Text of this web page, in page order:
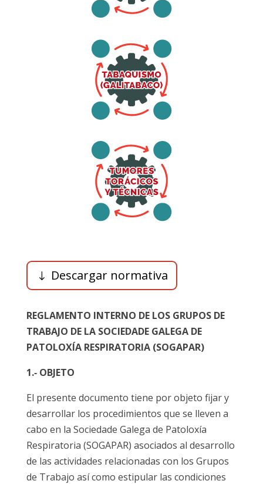
Descargar normativa
REGLAMENTO INTERNO DE LOS GRUPOS DE
TRABAJO DE LA SOCIEDADE GALEGA DE
PATOLOXÍA RESPIRATORIA (SOGAPAR)
1.‐ OBJETO
El presente documento tiene por objeto fijar y
desarrollar los procedimientos que se lleven a
cabo en la Sociedade Galega de Patoloxía
Respiratoria (SOGAPAR) asociados al desarrollo
de las actividades relacionadas con los Grupos
de Trabajo así como estipular las condiciones